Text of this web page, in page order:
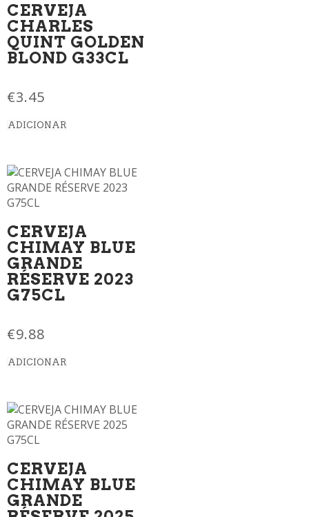
CERVEJA
CHARLES
QUINT GOLDEN
BLOND G33CL
€3.45
ADICIONAR
CERVEJA
CHIMAY BLUE
GRANDE
RÉSERVE 2023
G75CL
€9.88
ADICIONAR
CERVEJA
CHIMAY BLUE
GRANDE